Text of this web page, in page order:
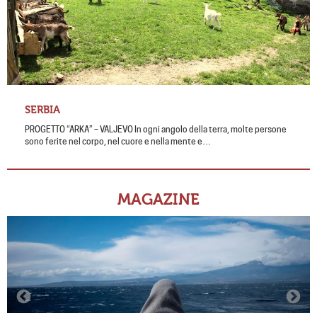
SERBIA
PROGETTO “ARKA” – VALJEVO In ogni angolo della terra, molte persone
sono ferite nel corpo, nel cuore e nella mente e…
MAGAZINE